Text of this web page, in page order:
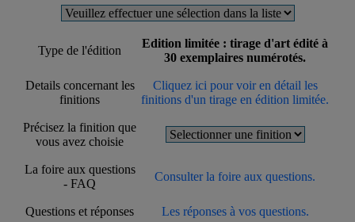
Type de l'édition
Edition limitée : tirage d'art édité à
30 exemplaires numérotés.
Details concernant les
finitions
Cliquez ici pour voir en détail les
finitions d'un tirage en édition limitée.
Précisez la finition que
vous avez choisie
La foire aux questions
- FAQ
Consulter la foire aux questions.
Questions et réponses Les réponses à vos questions.